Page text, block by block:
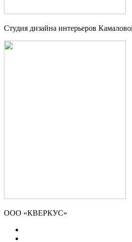
Студия дизайна интерьеров
ООО «КВЕРКУС»